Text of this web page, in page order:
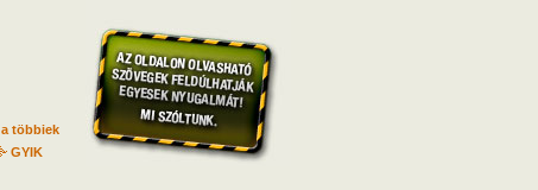
a többiek
GYIK